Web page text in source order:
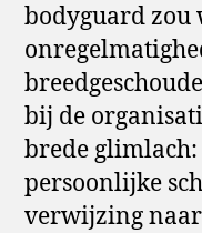
bodyguard zou
bij de
brede
persoonlijke
verwijzing naar